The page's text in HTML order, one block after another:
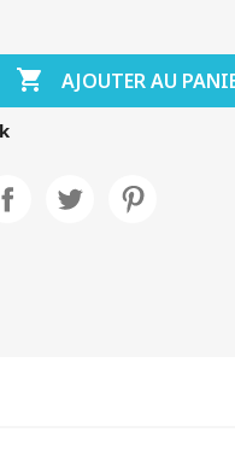
 AJOUTER AU